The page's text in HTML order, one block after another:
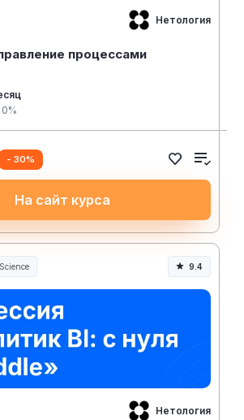
Нетология
процессами
- 30%
На сайт курса
9.4
Нетология